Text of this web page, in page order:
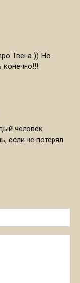
Твена )) Но
конечно!!!
человек
если не потерял